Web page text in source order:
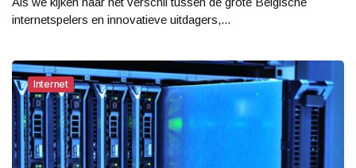
internetspelers en innovatieve uitdagers,...
Internet